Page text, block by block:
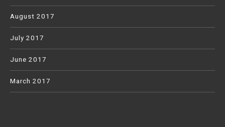
August 2017
July 2017
June 2017
March 2017